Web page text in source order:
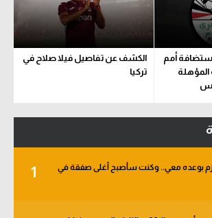
أمم
23 سنة المؤهلة
الكشف عن تفاصيل فيلا صلاح في
تركيا
1
بوعده معي.. وكنت سأصبح أغلى صفقة في